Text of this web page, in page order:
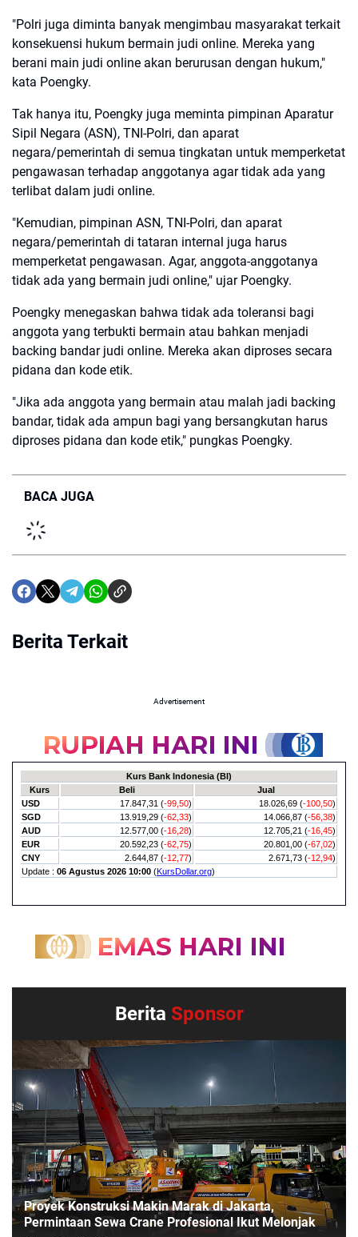
"Polri juga diminta banyak mengimbau masyarakat terkait
konsekuensi hukum bermain judi online. Mereka yang
berani main judi online akan berurusan dengan hukum,"
kata Poengky.
Tak hanya itu, Poengky juga meminta pimpinan Aparatur
Sipil Negara (ASN), TNI-Polri, dan aparat
negara/pemerintah di semua tingkatan untuk memperketat
pengawasan terhadap anggotanya agar tidak ada yang
terlibat dalam judi online.
"Kemudian, pimpinan ASN, TNI-Polri, dan aparat
negara/pemerintah di tataran internal juga harus
memperketat pengawasan. Agar, anggota-anggotanya
tidak ada yang bermain judi online," ujar Poengky.
Poengky menegaskan bahwa tidak ada toleransi bagi
anggota yang terbukti bermain atau bahkan menjadi
backing bandar judi online. Mereka akan diproses secara
pidana dan kode etik.
"Jika ada anggota yang bermain atau malah jadi backing
bandar, tidak ada ampun bagi yang bersangkutan harus
diproses pidana dan kode etik," pungkas Poengky.
BACA JUGA
Berita Terkait
Advertisement
Berita Sponsor
Proyek Konstruksi Makin Marak di Jakarta,
Permintaan Sewa Crane Profesional Ikut Melonjak